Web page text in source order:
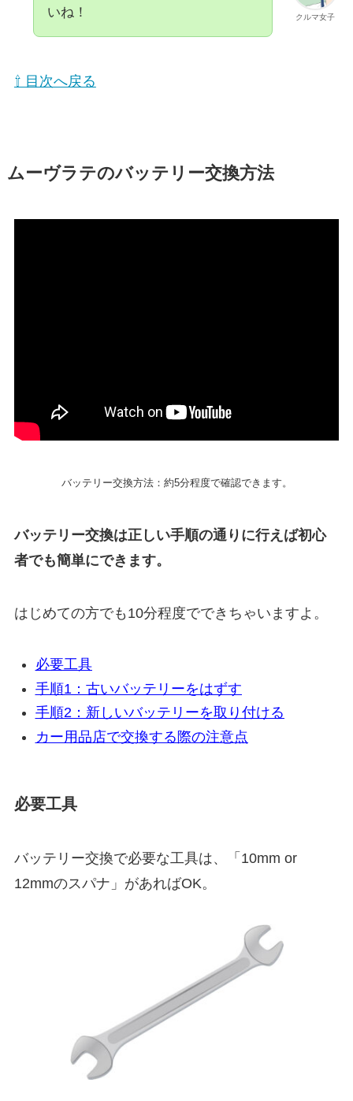
クルマ女子
いね！
⇧ 目次へ戻る
ムーヴラテのバッテリー交換方法
バッテリー交換方法：約5分程度で確認できます。
バッテリー交換は正しい手順の通りに行えば初心
者でも簡単にできます。
はじめての方でも10分程度でできちゃいますよ。
必要工具
手順1：古いバッテリーをはずす
手順2：新しいバッテリーを取り付ける
カー用品店で交換する際の注意点
必要工具
バッテリー交換で必要な工具は、「10mm or
12mmのスパナ」があればOK。